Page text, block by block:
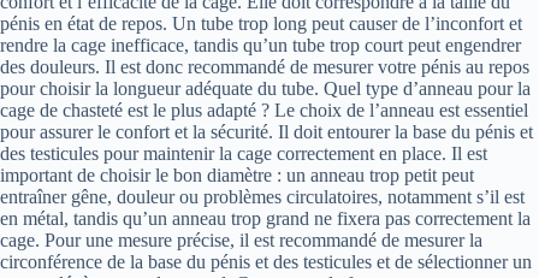
pénis en état de repos. Un tube trop long peut causer de l’inconfort et
rendre la cage inefficace, tandis qu’un tube trop court peut engendrer
des douleurs. Il est donc recommandé de mesurer votre pénis au repos
pour choisir la longueur adéquate du tube. Quel type d’anneau pour la
cage de chasteté est le plus adapté ? Le choix de l’anneau est essentiel
pour assurer le confort et la sécurité. Il doit entourer la base du pénis et
des testicules pour maintenir la cage correctement en place. Il est
important de choisir le bon diamètre : un anneau trop petit peut
entraîner gêne, douleur ou problèmes circulatoires, notamment s’il est
en métal, tandis qu’un anneau trop grand ne fixera pas correctement la
cage. Pour une mesure précise, il est recommandé de mesurer la
circonférence de la base du pénis et des testicules et de sélectionner un